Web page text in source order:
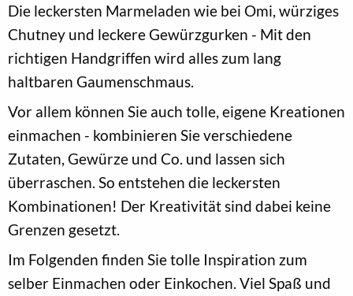
Die leckersten Marmeladen wie bei Omi, würziges
Chutney und leckere Gewürzgurken - Mit den
richtigen Handgriffen wird alles zum lang
haltbaren Gaumenschmaus.
Vor allem können Sie auch tolle, eigene Kreationen
einmachen - kombinieren Sie verschiedene
Zutaten, Gewürze und Co. und lassen sich
überraschen. So entstehen die leckersten
Kombinationen! Der Kreativität sind dabei keine
Grenzen gesetzt.
Im Folgenden finden Sie tolle Inspiration zum
selber Einmachen oder Einkochen. Viel Spaß und